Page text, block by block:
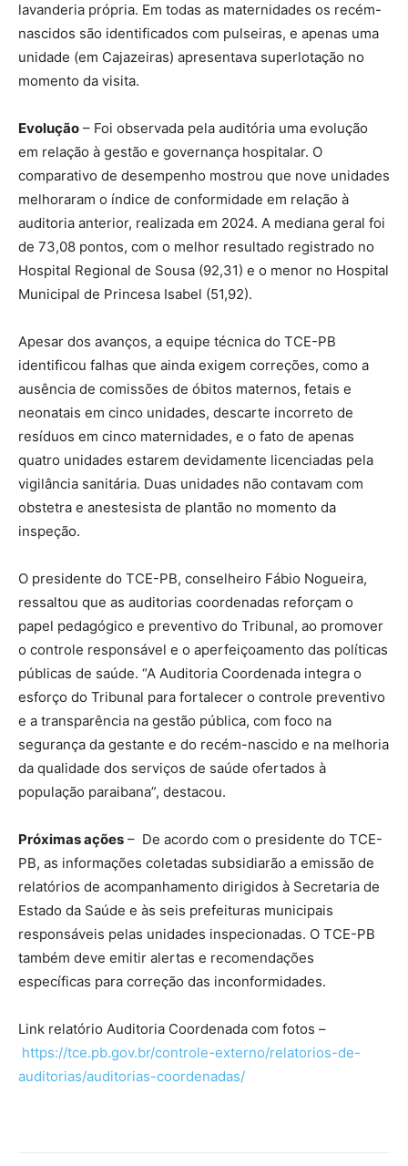
lavanderia própria. Em todas as maternidades os recém-
nascidos são identificados com pulseiras, e apenas uma
unidade (em Cajazeiras) apresentava superlotação no
momento da visita.
Evolução – Foi observada pela auditória uma evolução
em relação à gestão e governança hospitalar. O
comparativo de desempenho mostrou que nove unidades
melhoraram o índice de conformidade em relação à
auditoria anterior, realizada em 2024. A mediana geral foi
de 73,08 pontos, com o melhor resultado registrado no
Hospital Regional de Sousa (92,31) e o menor no Hospital
Municipal de Princesa Isabel (51,92).
Apesar dos avanços, a equipe técnica do TCE-PB
identificou falhas que ainda exigem correções, como a
ausência de comissões de óbitos maternos, fetais e
neonatais em cinco unidades, descarte incorreto de
resíduos em cinco maternidades, e o fato de apenas
quatro unidades estarem devidamente licenciadas pela
vigilância sanitária. Duas unidades não contavam com
obstetra e anestesista de plantão no momento da
inspeção.
O presidente do TCE-PB, conselheiro Fábio Nogueira,
ressaltou que as auditorias coordenadas reforçam o
papel pedagógico e preventivo do Tribunal, ao promover
o controle responsável e o aperfeiçoamento das políticas
públicas de saúde. “A Auditoria Coordenada integra o
esforço do Tribunal para fortalecer o controle preventivo
e a transparência na gestão pública, com foco na
segurança da gestante e do recém-nascido e na melhoria
da qualidade dos serviços de saúde ofertados à
população paraibana”, destacou.
Próximas ações – De acordo com o presidente do TCE-
PB, as informações coletadas subsidiarão a emissão de
relatórios de acompanhamento dirigidos à Secretaria de
Estado da Saúde e às seis prefeituras municipais
responsáveis pelas unidades inspecionadas. O TCE-PB
também deve emitir alertas e recomendações
específicas para correção das inconformidades.
Link relatório Auditoria Coordenada com fotos –
https://tce.pb.gov.br/controle-externo/relatorios-de-
auditorias/auditorias-coordenadas/